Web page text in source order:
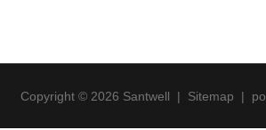
Copyright © 2026 Santwell | Sitemap |